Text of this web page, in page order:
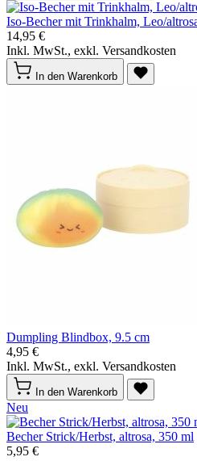
Iso-Becher mit Trinkhalm, Leo/
14,95 €
Inkl. MwSt., exkl. Versandkosten
In den Warenkorb
Dumpling Blindbox, 9.5 cm
4,95 €
Inkl. MwSt., exkl. Versandkosten
In den Warenkorb
Neu
Becher Strick/Herbst, altrosa, 350 ml
5,95 €